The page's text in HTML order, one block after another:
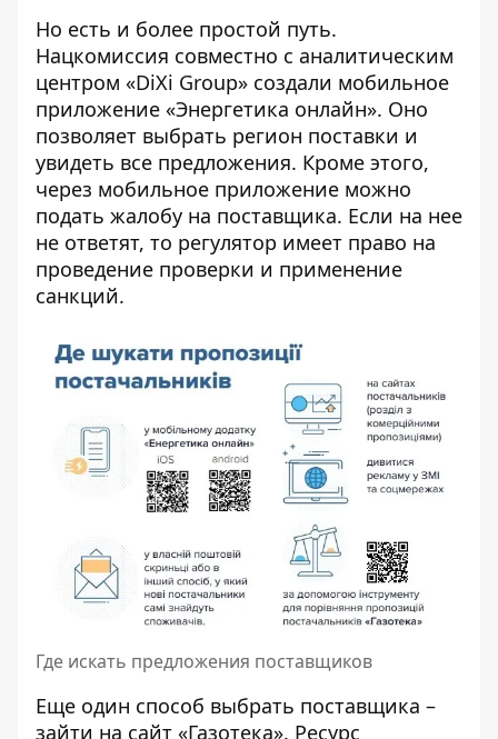
Но есть и более простой путь.
Нацкомиссия совместно с аналитическим
центром «DiXi Group» создали мобильное
приложение «Энергетика онлайн». Оно
позволяет выбрать регион поставки и
увидеть все предложения. Кроме этого,
через мобильное приложение можно
подать жалобу на поставщика. Если на нее
не ответят, то регулятор имеет право на
проведение проверки и применение
санкций.
Где искать предложения поставщиков
Еще один способ выбрать поставщика –
зайти на сайт «Газотека». Ресурс